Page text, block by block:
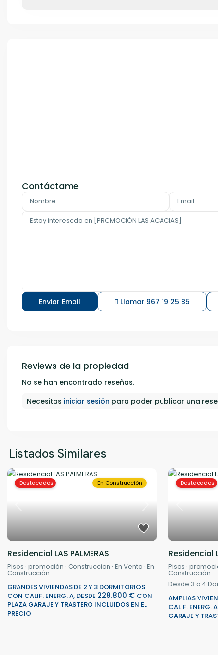
Contáctame
Llamar 967 19 25 85
Reviews de la propiedad
No se han encontrado reseñas.
Necesitas iniciar sesión para poder publicar una
Listados Similares
Previous Next
Destacados En Construcción
Residencial LAS PALMERAS
Pisos · promoción · Construccion · En Venta · En
Construcción
GRANDES VIVIENDAS DE 2 Y 3 DORMITORIOS
CON CALIF. ENERG. A, DESDE 228.800 € CON
PLAZA GARAJE Y TRASTERO INCLUIDOS EN EL
PRECIO
Previous
Destacados
Residencial
Pisos ·
Construcción
Desde 3 a 4
AMPLIAS
CALIF. ENERG.
GARAJE Y